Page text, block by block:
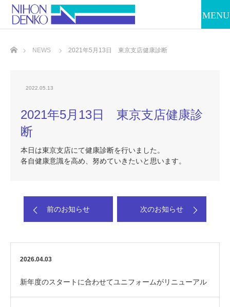
NEWS
2021年5月13日 東京支店健康診断
2022.05.13
2021年5月13日 東京支店健康診
断
本日は東京支店にて健康診断を行いました。
各自健康意識を高め、努めていきたいと思います。
前のお知らせ 次のお知らせ
2026.04.03
新年度のスタートに合わせてユニフォームがリニューアル